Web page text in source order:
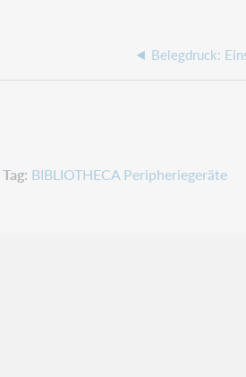
Belegdruck:
Tag BIBLIOTHECA Peripheriegeräte